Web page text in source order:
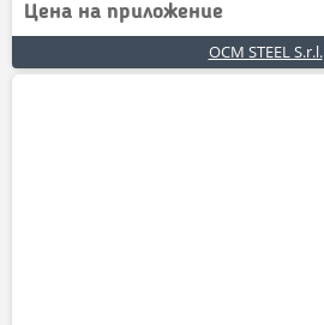
Цена на приложение
OCM STEEL S.r.l.